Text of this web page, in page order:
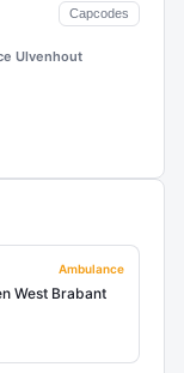
Capcodes
Ulvenhout
Ambulance
West Brabant